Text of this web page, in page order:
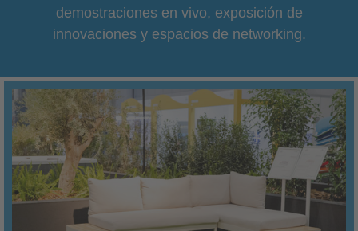
demostraciones en vivo, exposición de
innovaciones y espacios de networking.